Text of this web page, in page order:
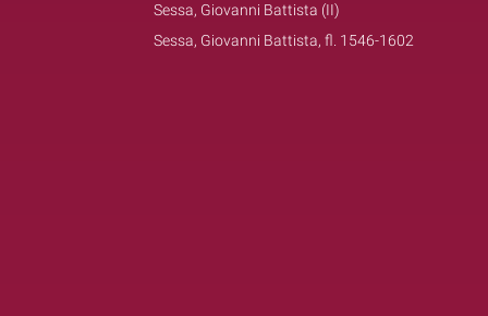
Sessa, Giovanni Battista (II)
Sessa, Giovanni Battista, fl. 1546-1602